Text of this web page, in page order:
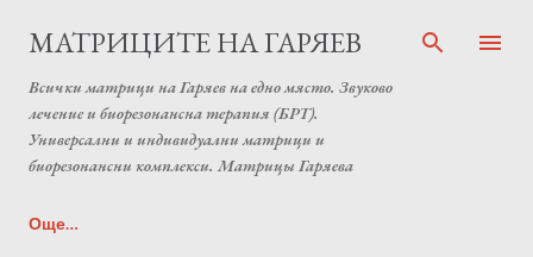
Пропускане към основното съдържание
МАТРИЦИТЕ НА ГАРЯЕВ
Всички матрици на Гаряев на едно място. Звуково
лечение и биорезонансна терапия (БРТ).
Универсални и индивидуални матрици и
биорезонансни комплекси. Матрицы Гаряева
Още…